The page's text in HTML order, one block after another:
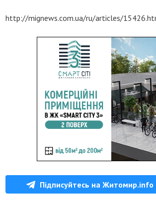
http://mignews.com.ua/ru/articles/
Підписуйтесь на Житомир.info